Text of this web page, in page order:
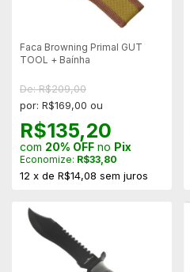
Faca Browning Primal GUT
TOOL + Baínha
De: R$209,00
por: R$169,00 ou
R$135,20
com 20% OFF no Pix
Economize: R$33,80
12 x de R$14,08 sem juros